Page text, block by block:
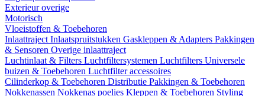
Exterieur overige
Motorisch
Vloeistoffen & Toebehoren
Inlaattraject Inlaatspruitstukken Gaskleppen & Adapters Pakkingen
& Sensoren Overige inlaattraject
Luchtinlaat & Filters Luchtfiltersystemen Luchtfilters Universele
buizen & Toebehoren Luchtfilter accessoires
Cilinderkop & Toebehoren Distributie Pakkingen & Toebehoren
Nokkenassen Nokkenas poelies Kleppen & Toebehoren Styling